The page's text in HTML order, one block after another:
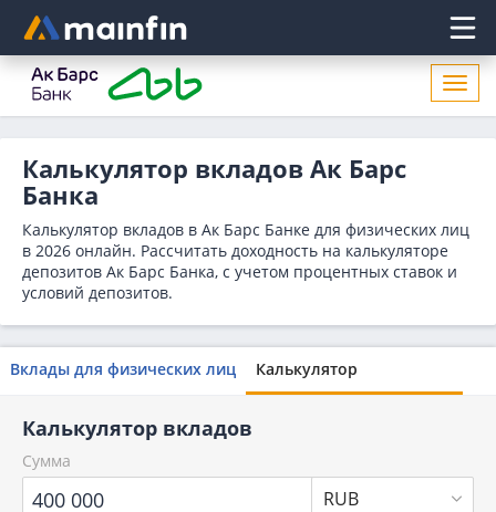
Главное меню
Калькулятор вкладов Ак Барс
Банка
Калькулятор вкладов в Ак Барс Банке для физических лиц
в 2026 онлайн. Рассчитать доходность на калькуляторе
депозитов Ак Барс Банка, с учетом процентных ставок и
условий депозитов.
Вклады для физических лиц Калькулятор
Калькулятор вкладов
Сумма
RUB